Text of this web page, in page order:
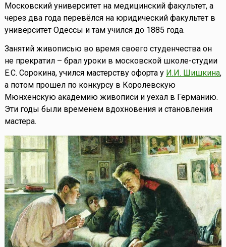
Московский университет на медицинский факультет, а
через два года перевёлся на юридический факультет в
университет Одессы и там учился до 1885 года.
Занятий живописью во время своего студенчества он
не прекратил – брал уроки в московской школе-студии
Е.С. Сорокина, учился мастерству офорта у И.И. Шишкина,
а потом прошел по конкурсу в Королевскую
Мюнхенскую академию живописи и уехал в Германию.
Эти годы были временем вдохновения и становления
мастера.